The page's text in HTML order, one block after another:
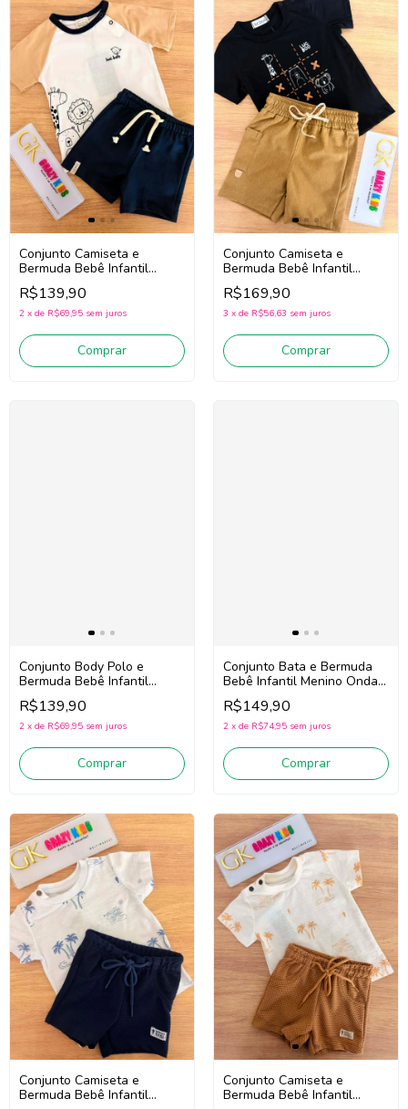
Conjunto Camiseta e
Bermuda Bebê Infantil
Menino Luc.boo 97204 (Off
White/Marinho)
R$139,90
2 x de R$69,95 sem juros
Comprar
Conjunto Camiseta e
Bermuda Bebê Infantil
Menino Luc.Boo 97266
(Preto/Bege)
R$169,90
3 x de R$56,63 sem juros
Comprar
Conjunto Body Polo e
Bermuda Bebê Infantil
Menino Onda Marinha
1263019 (Marinho/Cinza)
R$139,90
2 x de R$69,95 sem juros
Comprar
Conjunto Bata e Bermuda
Bebê Infantil Menino Onda
Marinha 1263037
(Branco/Cinza)
R$149,90
2 x de R$74,95 sem juros
Comprar
Conjunto Camiseta e
Bermuda Bebê Infantil
Conjunto Camiseta e
Bermuda Bebê Infantil